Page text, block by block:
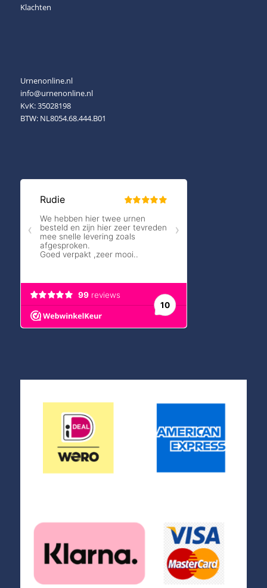
Klachten
Urnenonline.nl
info@urnenonline.nl
KvK: 35028198
BTW: NL8054.68.444.B01